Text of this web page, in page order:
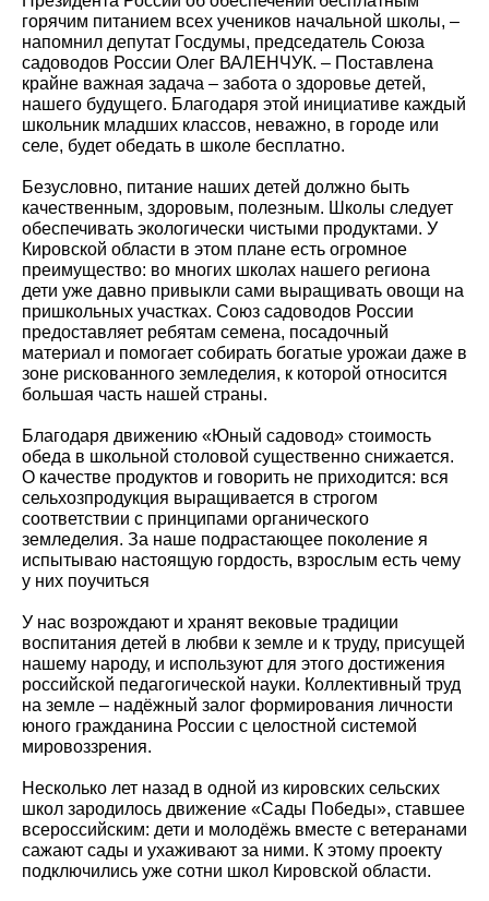
горячим питанием всех учеников начальной школы, –
напомнил депутат Госдумы, председатель Союза
садоводов России Олег ВАЛЕНЧУК. – Поставлена
крайне важная задача – забота о здоровье детей,
нашего будущего. Благодаря этой инициативе каждый
школьник младших классов, неважно, в городе или
селе, будет обедать в школе бесплатно.
Безусловно, питание наших детей должно быть
качественным, здоровым, полезным. Школы следует
обеспечивать экологически чистыми продуктами. У
Кировской области в этом плане есть огромное
преимущество: во многих школах нашего региона
дети уже давно привыкли сами выращивать овощи на
пришкольных участках. Союз садоводов России
предоставляет ребятам семена, посадочный
материал и помогает собирать богатые урожаи даже в
зоне рискованного земледелия, к которой относится
большая часть нашей страны.
Благодаря движению «Юный садовод» стоимость
обеда в школьной столовой существенно снижается.
О качестве продуктов и говорить не приходится: вся
сельхозпродукция выращивается в строгом
соответствии с принципами органического
земледелия. За наше подрастающее поколение я
испытываю настоящую гордость, взрослым есть чему
у них поучиться
У нас возрождают и хранят вековые традиции
воспитания детей в любви к земле и к труду, присущей
нашему народу, и используют для этого достижения
российской педагогической науки. Коллективный труд
на земле – надёжный залог формирования личности
юного гражданина России с целостной системой
мировоззрения.
Несколько лет назад в одной из кировских сельских
школ зародилось движение «Сады Победы», ставшее
всероссийским: дети и молодёжь вместе с ветеранами
сажают сады и ухаживают за ними. К этому проекту
подключились уже сотни школ Кировской области.